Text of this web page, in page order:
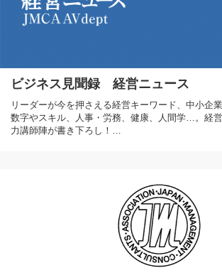
ビジネス見聞録 経営ニュース
リーダーが今を押さえる経営キーワード、中小企
数字やスキル、人事・労務、健康、人間学…。経
力講師陣が書き下ろし！…